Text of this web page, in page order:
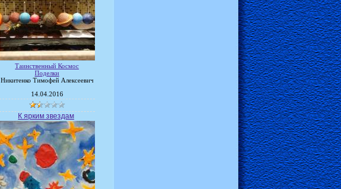
Таинственный Космос
Поделки
Никитенко Тимофей Алексеевич
14.04.2016
К ярким звездам